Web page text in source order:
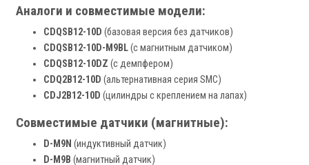
Аналоги и совместимые модели:
CDQSB12-10D (базовая версия без датчиков)
CDQSB12-10D-M9BL(с магнитным датчиком)
CDQSB12-10DZ (с демпфером)
CDQ2B12-10D (альтернативная серия SMC)
CDJ2B12-10D (цилиндры с креплением на лапах)
Совместимые датчики (магнитные):
D-M9N (индуктивный датчик)
D-M9B (магнитный датчик)